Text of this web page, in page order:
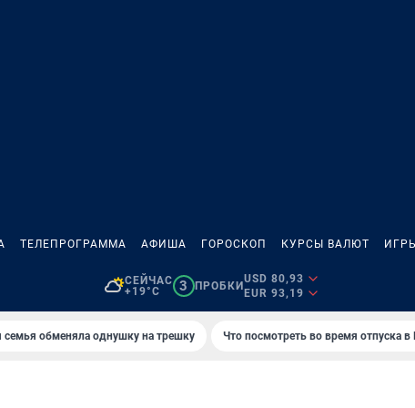
ТЕЛЕПРОГРАММА АФИША ГОРОСКОП КУРСЫ ВАЛЮТ ИГРЫ
СЕЙЧАС
+19°C
3 ПРОБКИ
USD 80,93
EUR 93,19
семья обменяла однушку на трешку Что посмотреть во время отпуска в